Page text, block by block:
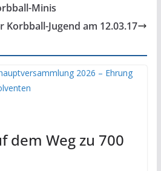
Minis
Korbball-Jugend am 12.03.17
dem Weg zu 700